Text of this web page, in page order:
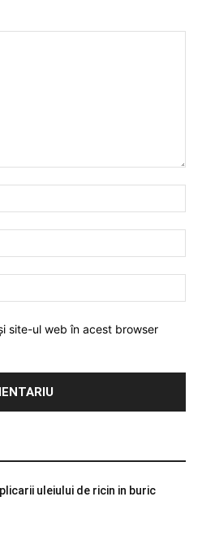
site-ul web în acest browser
uleiului de ricin in buric